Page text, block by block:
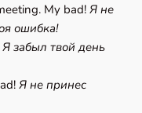
My bad! Я не
ошибка!
Я забыл твой день
Я не принес